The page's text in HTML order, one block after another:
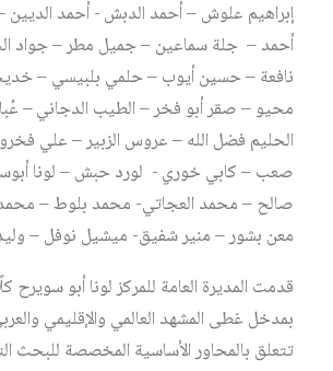
إبراهيم علوش – أحمد الدبش - أحمد
أحمد – جلة سماعين – جميل مطر – جواد
نافعة – حسين أيوب – حلمي بلبيسي –
محيو – صقر أبو فخر – الطيب الدجاني –
الحليم فضل الله – عروس الزبير – علي
صعب – كابي خوري - لورد حبش – لونا
صالح – محمد العجاتي- محمد بلوط –
معن بشور – منير شفيق- ميشيل نوفل –
قدمت المديرة العامة للمركز لونا أبو سويرح
بمدخل غطى المشهد العالمي والإقليمي
تتعلق بالمحاور الأساسية المخصصة للبحث